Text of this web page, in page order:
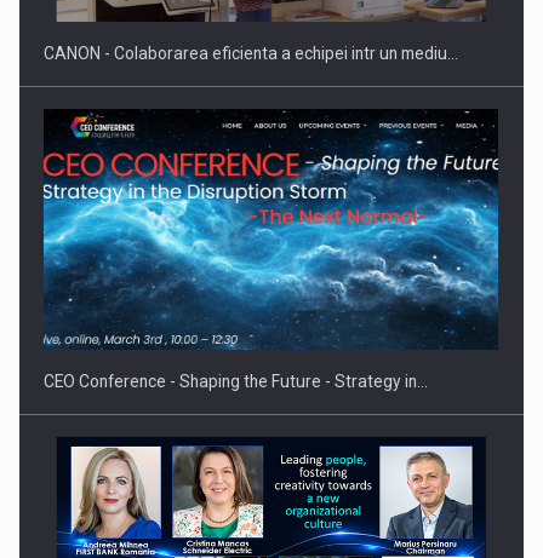
Proteinmaxxing and the Future of Protein Demand
CANON - Colaborarea eficienta a echipei intr un mediu…
CEO Conference - Shaping the Future - Strategy in…